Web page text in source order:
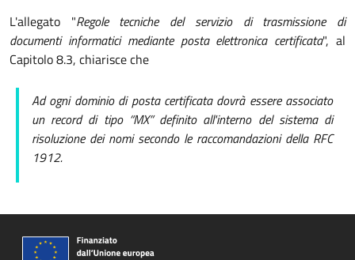
L'allegato "Regole tecniche del servizio di trasmissione di
documenti informatici mediante posta elettronica certificata", al
Capitolo 8.3, chiarisce che
Ad ogni dominio di posta certificata dovrà essere associato
un record di tipo “MX” definito all'interno del sistema di
risoluzione dei nomi secondo le raccomandazioni della RFC
1912.